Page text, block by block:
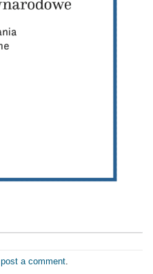
post a comment